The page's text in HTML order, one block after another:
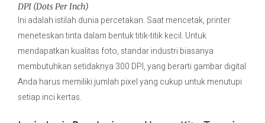
DPI (Dots Per Inch)
Ini adalah istilah dunia percetakan. Saat mencetak, printer
meneteskan tinta dalam bentuk titik-titik kecil. Untuk
mendapatkan kualitas foto, standar industri biasanya
membutuhkan setidaknya 300 DPI, yang berarti gambar digital
Anda harus memiliki jumlah pixel yang cukup untuk menutupi
setiap inci kertas.